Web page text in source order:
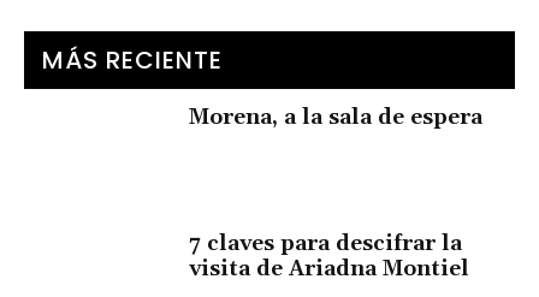
MÁS RECIENTE
Morena, a la sala de espera
7 claves para descifrar la
visita de Ariadna Montiel